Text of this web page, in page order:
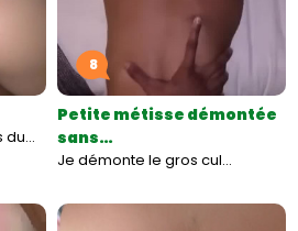
du…
8
Petite métisse démontée
sans…
Je démonte le gros cul…